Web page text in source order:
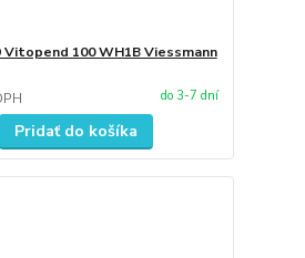
Vitopend 100 WH1B Viessmann
do 3-7 dní
Pridať do košíka